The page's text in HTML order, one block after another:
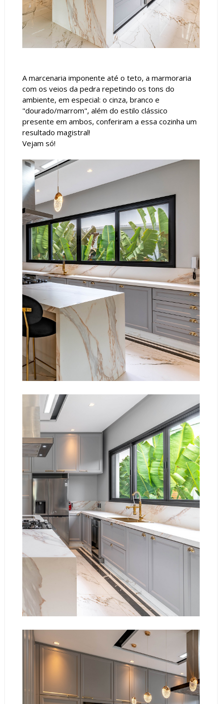
A marcenaria imponente até o teto, a marmoraria
com os veios da pedra repetindo os tons do
ambiente, em especial: o cinza, branco e
"dourado/marrom", além do estilo clássico
presente em ambos, conferiram a essa cozinha um
resultado magistral!
Vejam só!